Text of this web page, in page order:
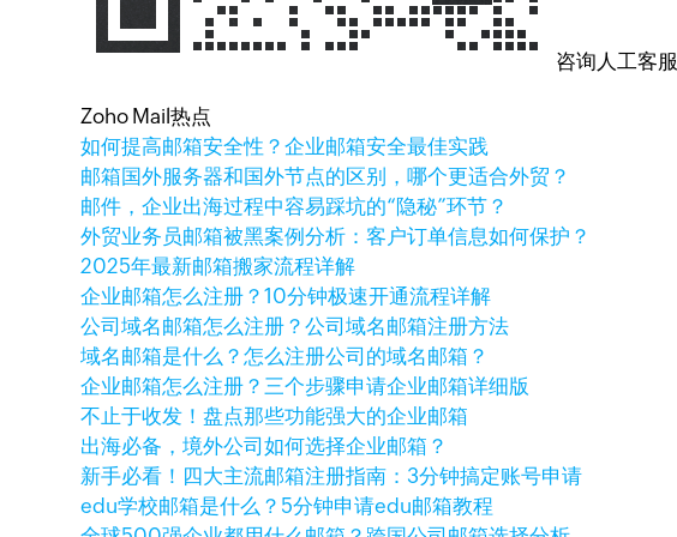
咨询人工客服
Zoho Mail热点
如何提高邮箱安全性？企业邮箱安全最佳实践
邮箱国外服务器和国外节点的区别，哪个更适合外贸？
邮件，企业出海过程中容易踩坑的“隐秘”环节？
外贸业务员邮箱被黑案例分析：客户订单信息如何保护？
2025年最新邮箱搬家流程详解
企业邮箱怎么注册？10分钟极速开通流程详解
公司域名邮箱怎么注册？公司域名邮箱注册方法
域名邮箱是什么？怎么注册公司的域名邮箱？
企业邮箱怎么注册？三个步骤申请企业邮箱详细版
不止于收发！盘点那些功能强大的企业邮箱
出海必备，境外公司如何选择企业邮箱？
新手必看！四大主流邮箱注册指南：3分钟搞定账号申请
edu学校邮箱是什么？5分钟申请edu邮箱教程